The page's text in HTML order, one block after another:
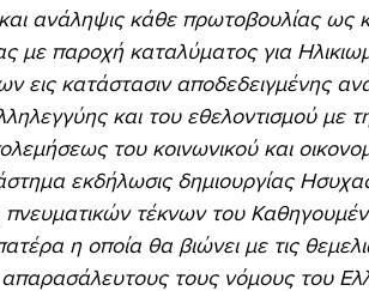
με παροχή καταλύματος για
εις κατάστασιν αποδεδειγμένης
του κοινωνικού και
πνευματικών τέκνων του
η οποία θα βιώνει με τις
τους νόμους του